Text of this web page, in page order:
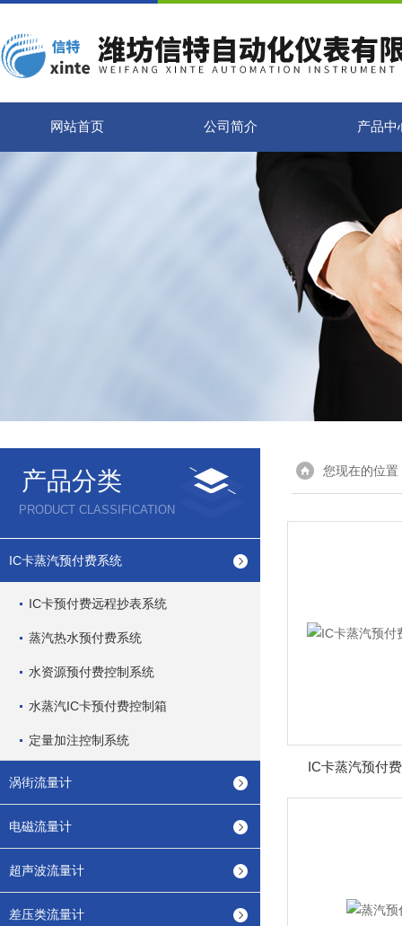
网站首页 公司简介 产品中
产品分类
PRODUCT CLASSIFICATION
IC卡蒸汽预付费系统
IC卡预付费远程抄表系统
蒸汽热水预付费系统
水资源预付费控制系统
水蒸汽IC卡预付费控制箱
定量加注控制系统
涡街流量计
电磁流量计
超声波流量计
差压类流量计
您现在的位置
IC卡蒸汽预付